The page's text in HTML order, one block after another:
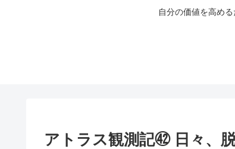
自分の価値を高め
アトラス観測記㊷ 日々